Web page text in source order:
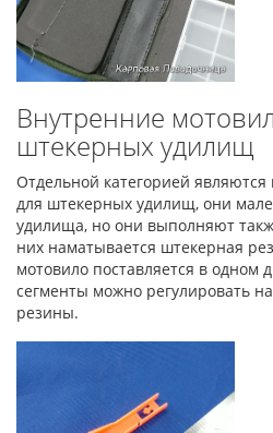
Внутренние
штекерных удилищ
Отдельной категорией
для штекерных удилищ, они
удилища, но они выполняют
них наматывается штекерная
мотовило поставляется в одном
сегменты можно регулировать
резины.